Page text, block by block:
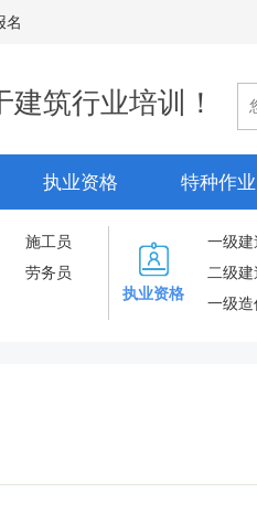
名
建筑行业培训！
执业资格 特种作业
施工员
劳务员
执业资格
一级
二级
一级